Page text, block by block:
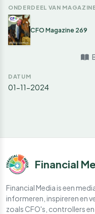
ONDERDEEL VAN
CFO Magazine 269
DATUM
01-11-2024
Financial
Financial Media is een
informeren, inspireren en
zoals CFO's, controllers